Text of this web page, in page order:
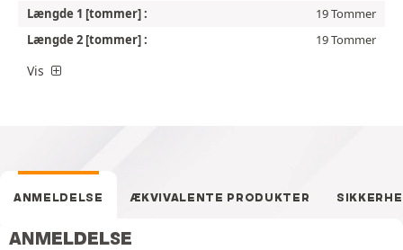
Længde 1 [tommer] :
19 Tommer
Længde 2 [tommer] :
19 Tommer
Vis
ANMELDELSE ÆKVIVALENTE PRODUKTER
ANMELDELSE